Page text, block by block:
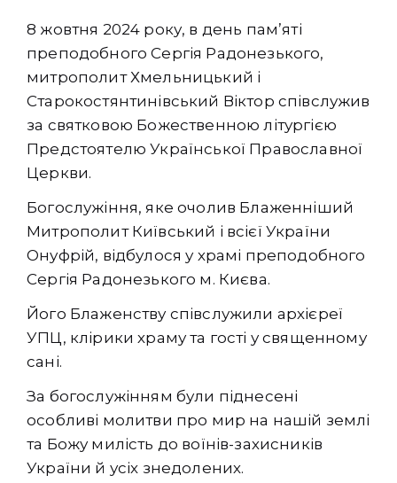
8 жовтня 2024 року, в день пам’яті
преподобного Сергія Радонезького,
митрополит Хмельницький і
Старокостянтинівський Віктор співслужив
за святковою Божественною літургією
Предстоятелю Української Православної
Церкви.
Богослужіння, яке очолив Блаженніший
Митрополит Київський і всієї України
Онуфрій, відбулося у храмі преподобного
Сергія Радонезького м. Києва.
Його Блаженству співслужили архієреї
УПЦ, клірики храму та гості у священному
сані.
За богослужінням були піднесені
особливі молитви про мир на нашій землі
та Божу милість до воїнів-захисників
України й усіх знедолених.